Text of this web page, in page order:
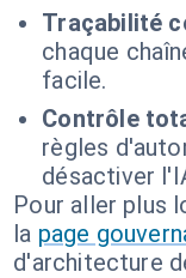
Traçabilité
chaque
facile.
Contrôle
règles
désactiver
Pour aller plus
la page
d'architecture